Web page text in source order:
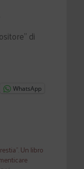
di
WhatsApp
Un libro